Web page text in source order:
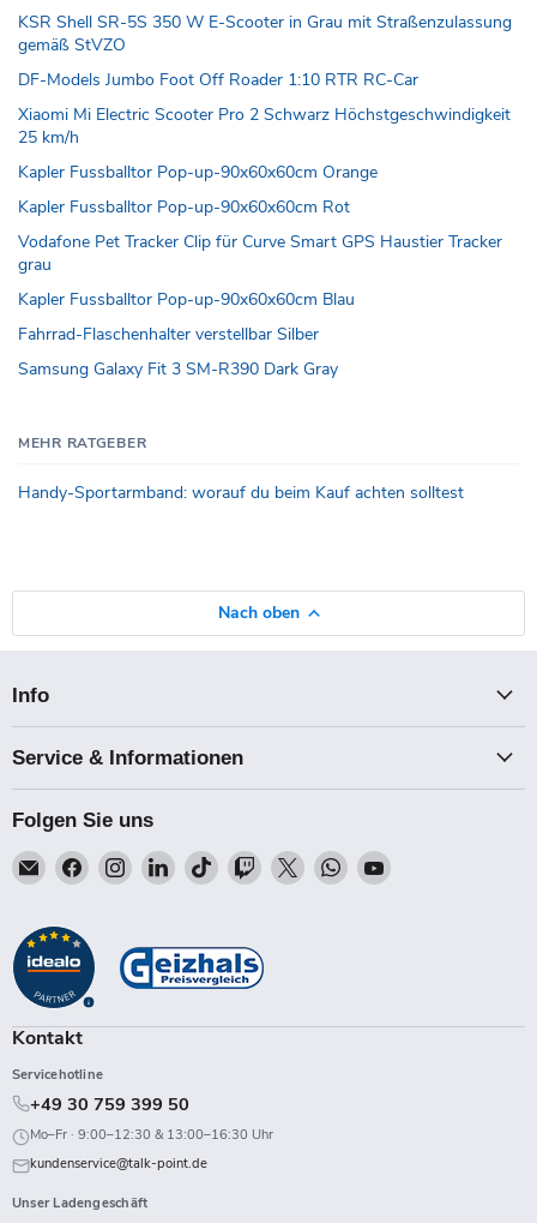
KSR Shell SR-5S 350 W E-Scooter in Grau mit Straßenzulassung
gemäß StVZO
DF-Models Jumbo Foot Off Roader 1:10 RTR RC-Car
Xiaomi Mi Electric Scooter Pro 2 Schwarz Höchstgeschwindigkeit
25 km/h
Kapler Fussballtor Pop-up-90x60x60cm Orange
Kapler Fussballtor Pop-up-90x60x60cm Rot
Vodafone Pet Tracker Clip für Curve Smart GPS Haustier Tracker
grau
Kapler Fussballtor Pop-up-90x60x60cm Blau
Fahrrad-Flaschenhalter verstellbar Silber
Samsung Galaxy Fit 3 SM-R390 Dark Gray
MEHR RATGEBER
Handy-Sportarmband: worauf du beim Kauf achten solltest
Nach oben
Info
Service & Informationen
Folgen Sie uns
Email
Talk-
Finden
Sie
auf
Facebook
Finden
Sie
Instagram
Finden
Sie
LinkedIn
Finden
Sie
TikTok
Finden
Sie
Twitch
Finden
Sie
Finden
Sie
Finden
Kontakt
Servicehotline
+49 30 759 399 50
Mo–Fr · 9:00–12:30 & 13:00–16:30 Uhr
kundenservice@talk-point.de
Unser Ladengeschäft